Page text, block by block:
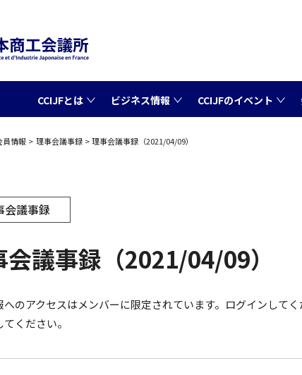
CCIJFとは ビジネス情報 CCIJFのイベント
員情報 理事会議事録 理事会議事録（2021/04/09）
会議事録
会議事録（2021/04/09）
へのアクセスはメンバーに限定されています。ログインして
ください。